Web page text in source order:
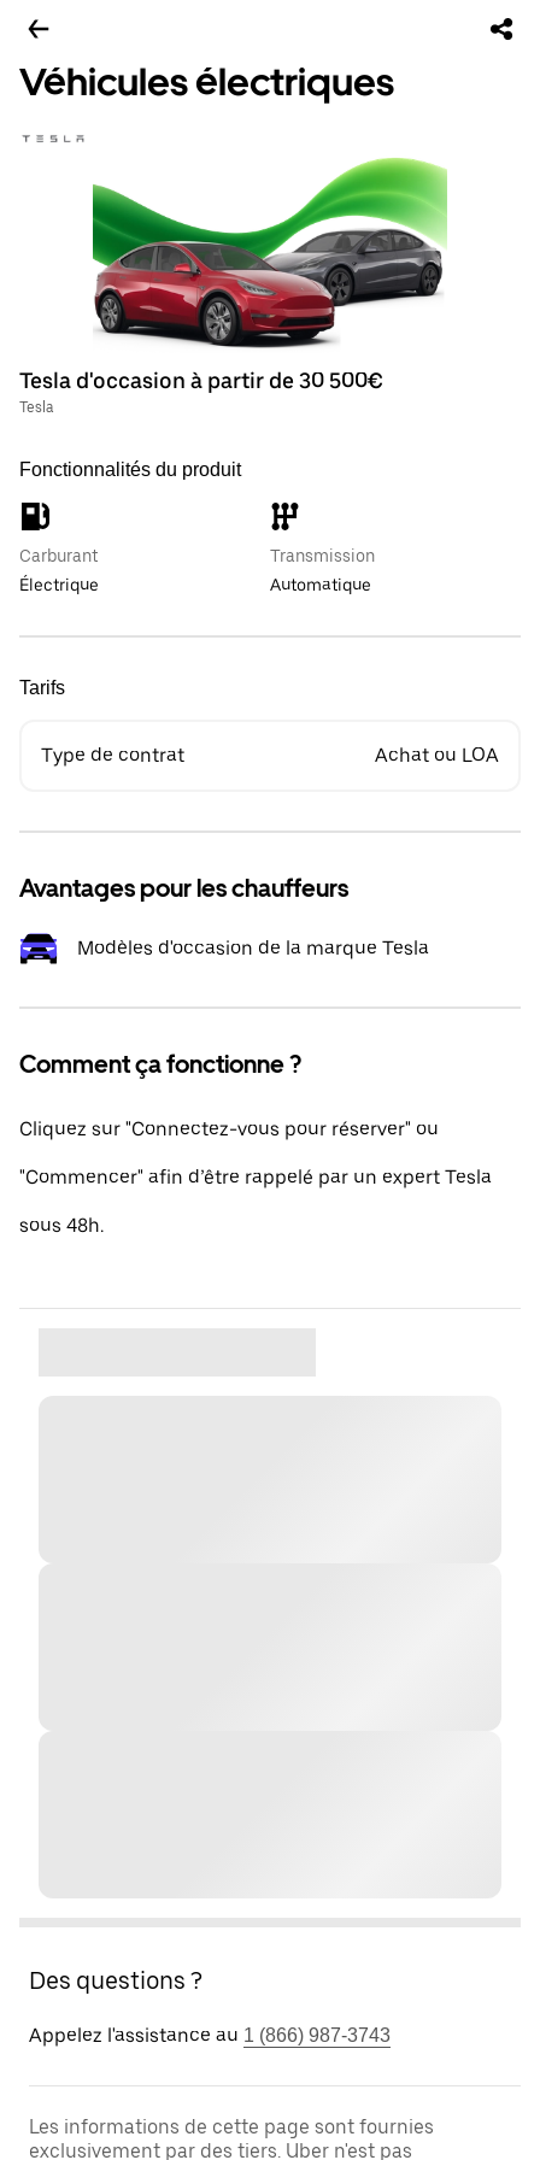
Véhicules électriques
Tesla d'occasion à partir de 30 500€
Tesla
Fonctionnalités du produit
Carburant
Électrique
Transmission
Automatique
Tarifs
Type de contrat Achat ou LOA
Avantages pour les chauffeurs
Modèles d'occasion de la marque Tesla
Comment ça fonctionne ?
Cliquez sur "Connectez-vous pour réserver" ou
"Commencer" afin d’être rappelé par un expert Tesla
sous 48h.
Des questions ?
Appelez l'assistance au 1 (866) 987-3743
Les informations de cette page sont fournies
exclusivement par des tiers. Uber n'est pas